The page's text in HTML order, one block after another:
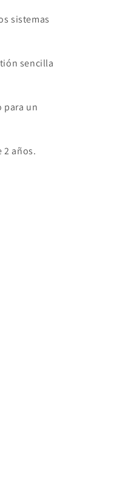
sistemas
sencilla
para un
2 años.